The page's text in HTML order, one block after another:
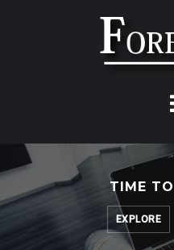
TIME
EXPLORE